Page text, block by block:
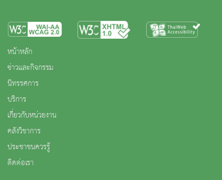
หน้าหลัก
ข่าวและกิจกรรม
นิทรรศการ
บริการ
เกี่ยวกับหน่วยงาน
คลังวิชาการ
ประชาชนควรรู้
ติดต่อเรา